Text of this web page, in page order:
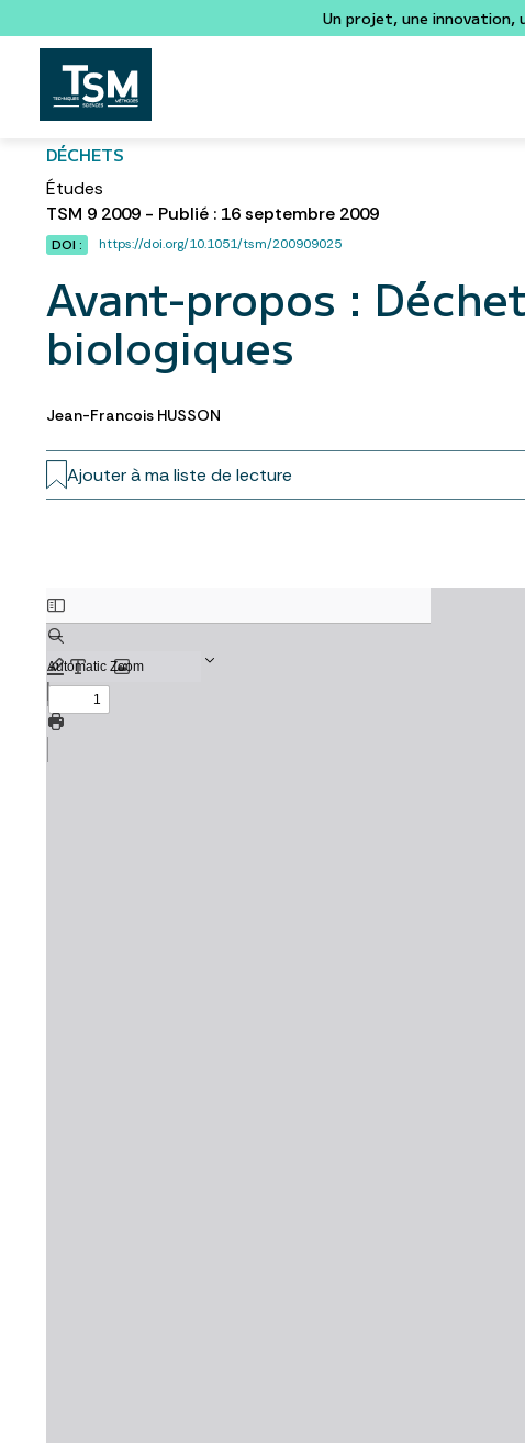
Un projet, une innovation,
DÉCHETS
Études
TSM 9 2009 - Publié : 16 septembre 2009
DOI : https://doi.org/10.1051/tsm/200909025
Avant-propos :
biologiques
Jean-Francois HUSSON
Ajouter à ma liste de lecture